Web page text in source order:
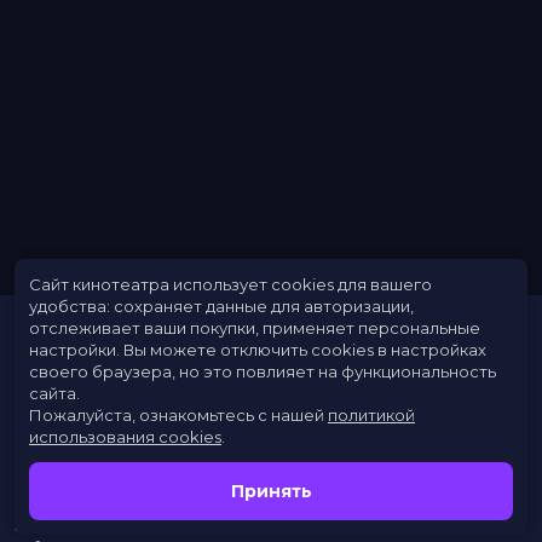
Расписание
Скоро в кино
Заведения
Сайт кинотеатра использует cookies для вашего
удобства: сохраняет данные для авторизации,
отслеживает ваши покупки, применяет персональные
настройки. Вы можете отключить cookies в настройках
своего браузера, но это повлияет на функциональность
сайта.
Пожалуйста, ознакомьтесь с нашей политикой
использования cookies
Принять